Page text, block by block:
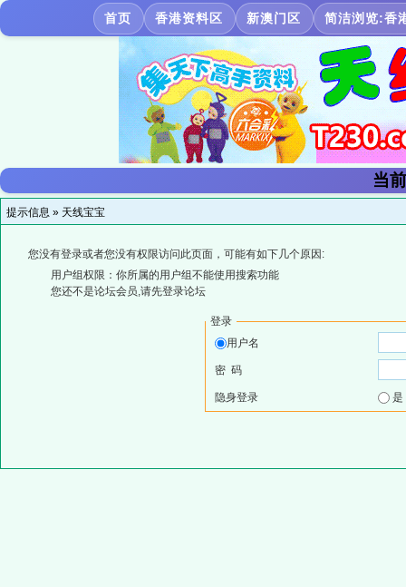
首页 香港资料区 新澳门区 简洁浏览:香
当
提示信息 » 天线宝宝
您没有登录或者您没有权限访问此页面，可能有如下几个原因:
用户组权限：你所属的用户组不能使用搜索功能
您还不是论坛会员,请先登录论坛
登录
用户名
密 码
隐身登录